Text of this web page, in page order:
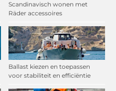
Scandinavisch wonen met
Räder accessoires
Ballast kiezen en toepassen
voor stabiliteit en efficiëntie